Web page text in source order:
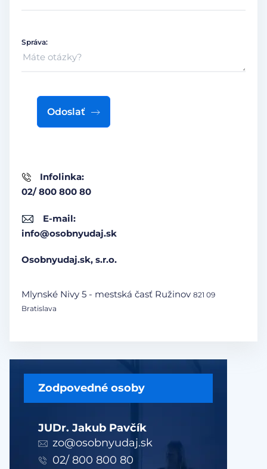
Zodpovedné osoby
JUDr. Jakub Pavčík
zo@osobnyudaj.sk
02/ 800 800 80
Infolinka:
02/ 800 800 80
E-mail:
info@osobnyudaj.sk
Osobnyudaj.sk, s.r.o.
Mlynské Nivy 5 - mestská časť Ružinov 821 09
Bratislava
Správa:
Odoslať